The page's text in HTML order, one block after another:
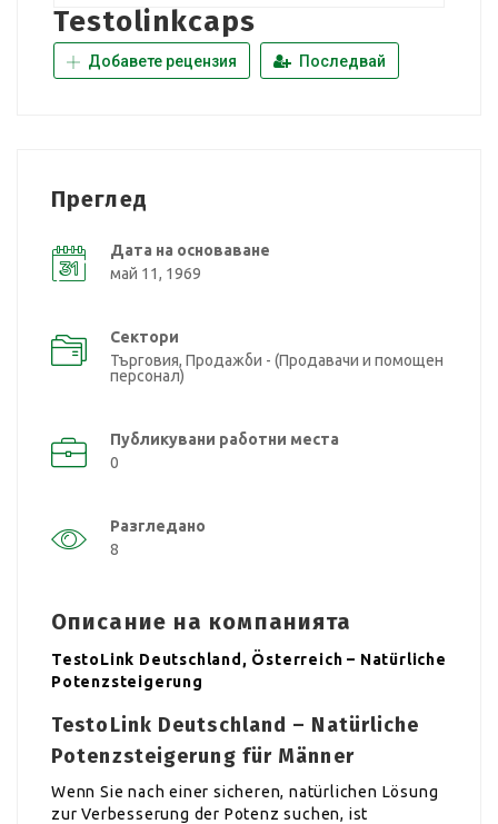
Testolinkcaps
Добавете рецензия Последвай
Преглед
Дата на основаване
май 11, 1969
Сектори
Търговия, Продажби - (Продавачи и помощен
персонал)
Публикувани работни места
0
Разгледано
8
Описание на компанията
TestoLink Deutschland, Österreich – Natürliche
Potenzsteigerung
TestoLink Deutschland – Natürliche
Potenzsteigerung für Männer
Wenn Sie nach einer sicheren, natürlichen Lösung
zur Verbesserung der Potenz suchen, ist